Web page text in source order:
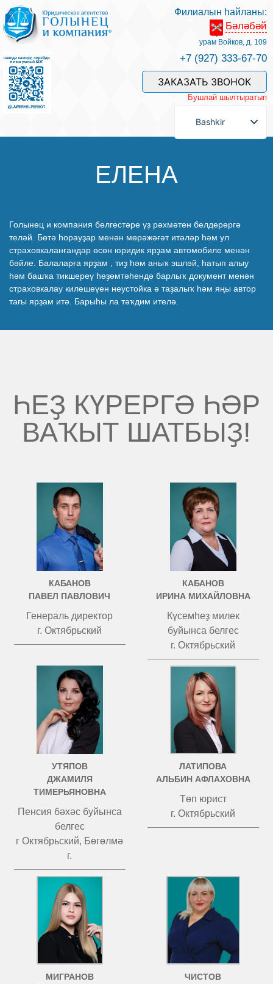
Беҙҙең белгестәр һәм хеҙмәттәр
Хеҙмәт хаҡын түләү
Һорау биреү
Файҙалы мәҡәләләр
Беҙҙең еңеү
Филиалын һайланы:
Бәләбәй
урам Войков, д. 109
+7 (927) 333-67-70
ЗАКАЗАТЬ ЗВОНОК
Бушлай шылтыратып
Bashkir
ЕЛЕНА
Голынец и компания белгестәре үҙ рәхмәтен белдерергә
теләй. Бөтә һорауҙар менән мөрәжәғәт итәләр һәм ул
страховкаланғандар өсөн юридик ярҙам автомобиле менән
бәйле. Балаларға ярҙам , тиҙ һәм аныҡ эшләй, һатып алыу
һәм башҡа тикшереү һөҙөмтәһендә барлыҡ документ менән
страховкалау килешеүен неустойка ә таҙалыҡ һәм яңы автор
тағы ярҙам итә. Барыһы ла тәҡдим ителә.
ҺЕҘ КҮРЕРГӘ ҺӘР
ВАҠЫТ ШАТБЫҘ!
КАБАНОВ
ПАВЕЛ ПАВЛОВИЧ
Генераль директор
г. Октябрьский
КАБАНОВ
ИРИНА МИХАЙЛОВНА
Күсемһеҙ милек
буйынса белгес
г. Октябрьский
УТЯПОВ
ДЖАМИЛЯ
ТИМЕРЬЯНОВНА
Пенсия бәхәс буйынса
белгес
г Октябрьский, Бөгөлмә
г.
ЛАТИПОВА
АЛЬБИН АФЛАХОВНА
Төп юрист
г. Октябрьский
МИГРАНОВ
ЧИСТОВ